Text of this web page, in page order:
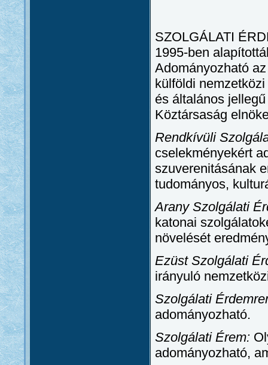
SZOLGÁLATI
1995-ben
Adományozható
külföldi
és általános
Köztársaság
Rendkívüli
cselekményekért
szuverenitásának
tudományos,
Arany Szolgálati
katonai
növelését
Ezüst Szolgálati
irányuló
Szolgálati
adományozható.
Szolgálati Érem:
adományozható,